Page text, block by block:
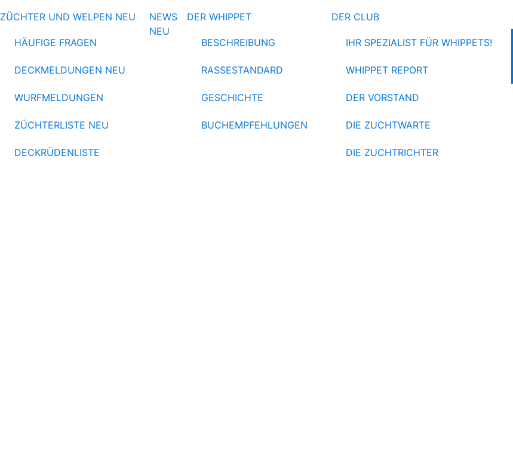
ZÜCHTER UND WELPEN NEU
HÄUFIGE FRAGEN
DECKMELDUNGEN NEU
WURFMELDUNGEN
ZÜCHTERLISTE NEU
DECKRÜDENLISTE
NEWS
NEU
DER WHIPPET
BESCHREIBUNG
RASSESTANDARD
GESCHICHTE
BUCHEMPFEHLUNGEN
DER CLUB
IHR SPEZIALIST FÜR WHIPPETS!
WHIPPET REPORT
DER VORSTAND
DIE ZUCHTWARTE
DIE ZUCHTRICHTER